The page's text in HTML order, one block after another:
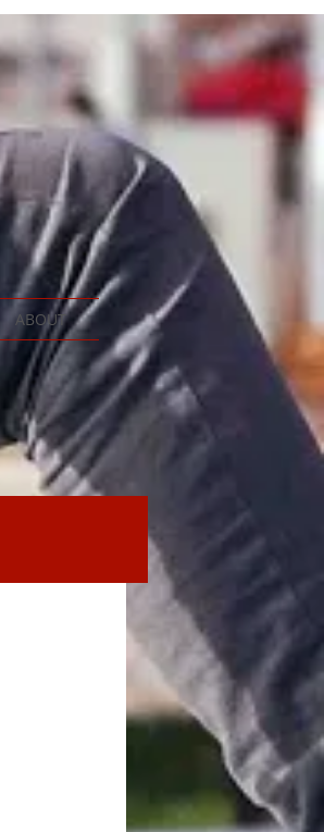
ABOUT